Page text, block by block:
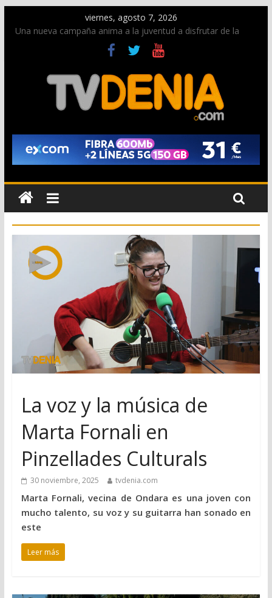
viernes, agosto 7, 2026
Una nueva campaña anima a la juventud a disfrutar de la
Paco Adsuar dona al Arxiu de Dénia más de 50.000 imágenes
de la memoria visual de la ciudad
La Entraeta Festera llena de ambiente la calle Marqués de
Campo con la recepción a la Capitanía Cristiana
El XII Festival de Jazz de Dénia reunirá durante agosto a
figuras nacionales e internacionales en los Jardins de
Torrecremada
Los Moros y Cristianos 2026 reciben las llaves de la ciudad y
dan inicio a las fiestas en Dénia
La voz y la música de
Marta Fornali en
Pinzellades Culturals
30 noviembre, 2025 tvdenia.com
Marta Fornali, vecina de Ondara es una joven con
mucho talento, su voz y su guitarra han sonado en
este
Leer más